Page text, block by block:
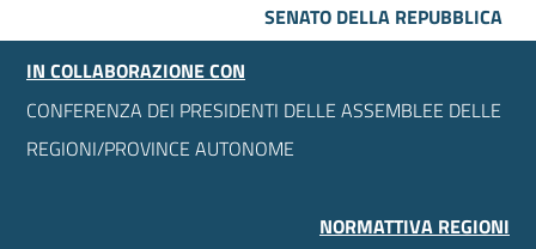
SENATO DELLA REPUBBLICA
IN COLLABORAZIONE CON
CONFERENZA DEI PRESIDENTI DELLE ASSEMBLEE DELLE
REGIONI/PROVINCE AUTONOME
NORMATTIVA REGIONI